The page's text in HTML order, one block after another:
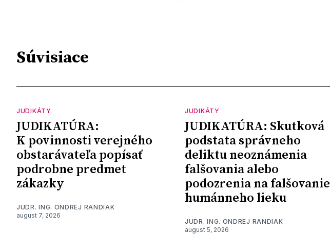
Súvisiace
JUDIKÁTY
JUDIKATÚRA:
K povinnosti verejného
obstarávateľa popísať
podrobne predmet
zákazky
JUDR. ING. ONDREJ RANDIAK
august 7, 2026
JUDIKÁTY
JUDIKATÚRA: Skutková
podstata správneho
deliktu neoznámenia
falšovania alebo
podozrenia na falšovanie
humánneho lieku
JUDR. ING. ONDREJ RANDIAK
august 5, 2026